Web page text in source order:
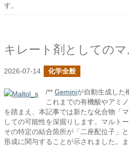
す。
キレート剤としての
2026-07-14 化学全般
/** Geminiが自動生成した
これまでの有機酸やアミ
を踏まえ、本記事では新たな化合物「
しての可能性を深掘りします。マルト
その特定の結合箇所が「二座配位子」
形成に関与することが示されました。